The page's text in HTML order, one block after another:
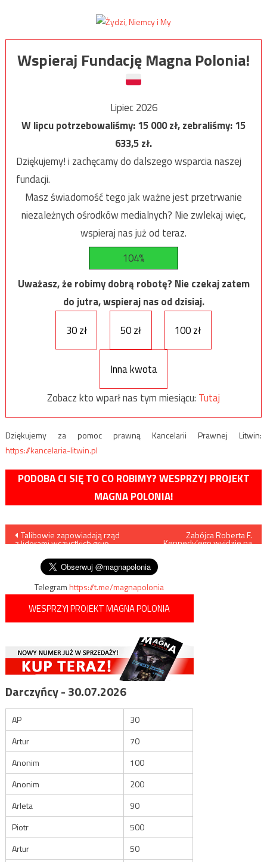
Wspieraj Fundację Magna Polonia!
Lipiec 2026
W lipcu potrzebowaliśmy:15 000zł, zebraliśmy:15
633,5zł.
Dziękujemy! i zachęcamy do dalszego wsparcia naszej
fundacji.
Masz świadomość tego jak ważne jest przetrwanie
niezależnych ośrodków medialnych? Nie zwlekaj więc,
wspieraj nas już od teraz.
104%
Uważasz, że robimy dobrą robotę? Nie czekaj zatem
do jutra, wspieraj nas od dzisiaj.
30 zł
50 zł 100 zł
Inna kwota
Zobacz kto wparł nas tym miesiącu: Tutaj
Dziękujemy za pomoc prawną Kancelarii Prawnej Litwin:
https://kancelaria-litwin.pl
PODOBA CI SIĘ TO CO ROBIMY? WESPRZYJ PROJEKT
MAGNA POLONIA!
Nawigacja
wpisu
Talibowie zapowiadają rząd
z liderami wszystkich grup
Zabójca Roberta F.
Kennedy’ego wyjdzie na
Telegramhttps://t.me/magnapolonia
WESPRZYJ PROJEKT MAGNA POLONIA
Darczyńcy - 30.07.2026
AP
30
Artur
70
Anonim
100
Anonim
200
Arleta
90
Piotr
500
Artur
50